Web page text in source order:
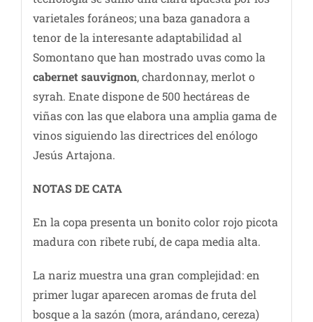
varietales foráneos; una baza ganadora a
tenor de la interesante adaptabilidad al
Somontano que han mostrado uvas como la
cabernet sauvignon, chardonnay, merlot o
syrah. Enate dispone de 500 hectáreas de
viñas con las que elabora una amplia gama de
vinos siguiendo las directrices del enólogo
Jesús Artajona.
NOTAS DE CATA
En la copa presenta un bonito color rojo picota
madura con ribete rubí, de capa media alta.
La nariz muestra una gran complejidad: en
primer lugar aparecen aromas de fruta del
bosque a la sazón (mora, arándano, cereza)